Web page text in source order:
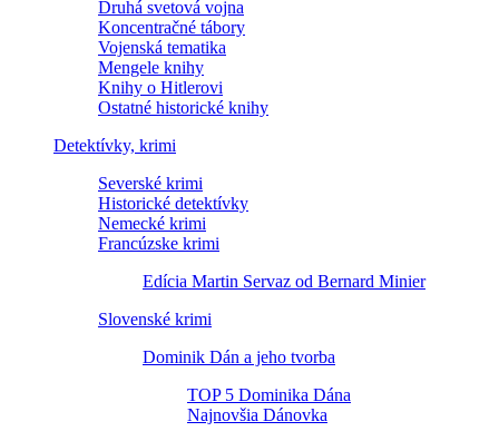
Druhá svetová vojna
Koncentračné tábory
Vojenská tematika
Mengele knihy
Knihy o Hitlerovi
Ostatné historické knihy
Detektívky, krimi
Severské krimi
Historické detektívky
Nemecké krimi
Francúzske krimi
Edícia Martin Servaz od Bernard Minier
Slovenské krimi
Dominik Dán a jeho tvorba
TOP 5 Dominika Dána
Najnovšia Dánovka